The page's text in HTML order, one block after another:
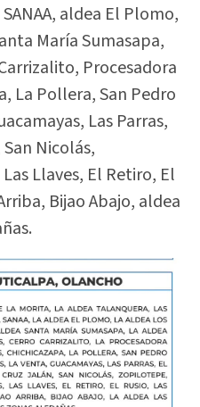
aldea El Plomo,
María Sumasapa,
Procesadora
La Pollera, San Pedro
Las Parras,
Nicolás,
Llaves, El Retiro, El
Bijao Abajo, aldea